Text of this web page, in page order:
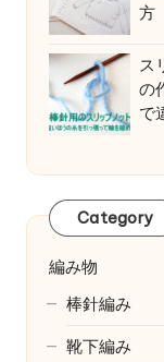
方
ス
の
で
Category
編み物
棒針編み
靴下編み